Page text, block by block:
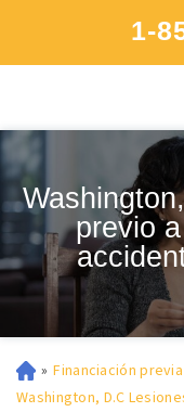
1-
previo
» Financiación
Washington, D.C